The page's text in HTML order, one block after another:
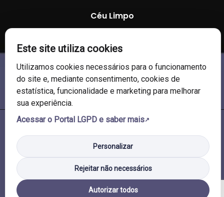
Céu Limpo
81 % 1026 mb
reservados.
Este site utiliza cookies
Utilizamos cookies necessários para o funcionamento
do site e, mediante consentimento, cookies de
estatística, funcionalidade e marketing para melhorar
sua experiência.
Acessar o Portal LGPD e saber mais
Personalizar
Rejeitar não necessários
Autorizar todos